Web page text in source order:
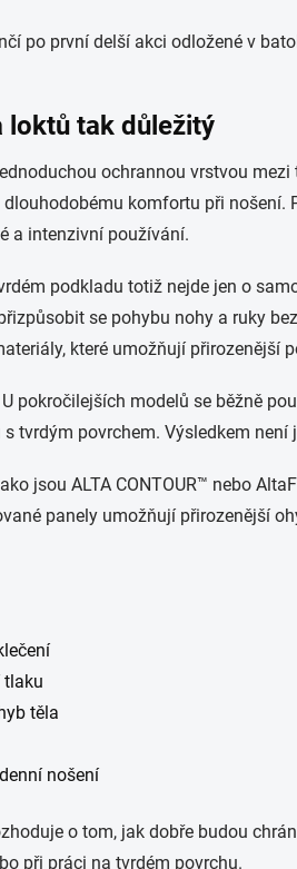
po první delší akci odložené v
loktů tak důležitý
ochrannou vrstvou
komfortu při
a intenzivní používání.
podkladu totiž nejde jen o
se pohybu nohy a ruky
které umožňují přirozenější
pokročilejších modelů se běžně
tvrdým povrchem. Výsledkem
jsou ALTA CONTOUR™ nebo
panely umožňují přirozenější
tlaku
těla
nošení
o tom, jak dobře budou
při práci na tvrdém povrchu.